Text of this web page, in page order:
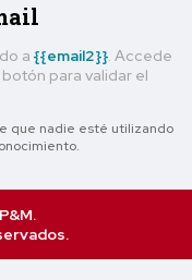
a {{email2}} . Accede
para validar el
que nadie esté utilizando